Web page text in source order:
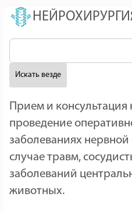
Канал
клиники
Искать везде
Прием и консультация
проведение
заболеваниях
случае травм,
заболеваний
животных.